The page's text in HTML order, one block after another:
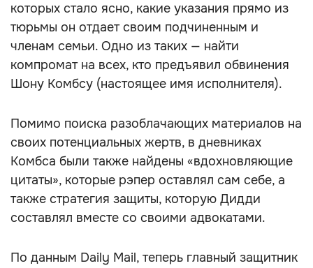
которых стало ясно, какие указания прямо из
тюрьмы он отдает своим подчиненным и
членам семьи. Одно из таких — найти
компромат на всех, кто предъявил обвинения
Шону Комбсу (настоящее имя исполнителя).
Помимо поиска разоблачающих материалов на
своих потенциальных жертв, в дневниках
Комбса были также найдены «вдохновляющие
цитаты», которые рэпер оставлял сам себе, а
также стратегия защиты, которую Дидди
составлял вместе со своими адвокатами.
По данным Daily Mail, теперь главный защитник